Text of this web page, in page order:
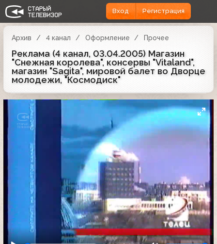
Вход Регистрация
Архив 4 канал Оформление Прочее
Реклама (4 канал, 03.04.2005) Магазин
"Снежная королева", консервы "Vitaland",
магазин "Sagita", мировой балет во Дворце
молодежи, "Космодиск"